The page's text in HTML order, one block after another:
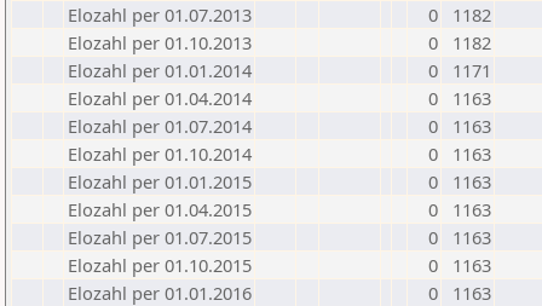
Elozahl per 01.07.2013
0
1182
Elozahl per 01.10.2013
0
1182
Elozahl per 01.01.2014
0
1171
Elozahl per 01.04.2014
0
1163
Elozahl per 01.07.2014
0
1163
Elozahl per 01.10.2014
0
1163
Elozahl per 01.01.2015
0
1163
Elozahl per 01.04.2015
0
1163
Elozahl per 01.07.2015
0
1163
Elozahl per 01.10.2015
0
1163
Elozahl per 01.01.2016
0
1163